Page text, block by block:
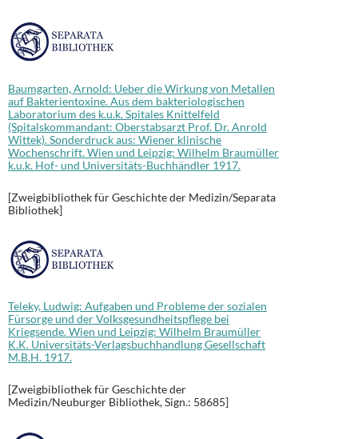
Baumgarten, Arnold: Ueber die Wirkung von Metallen
auf Bakterientoxine. Aus dem bakteriologischen
Laboratorium des k.u.k. Spitales Knittelfeld
(Spitalskommandant: Oberstabsarzt Prof. Dr. Anrold
Wittek). Sonderdruck aus: Wiener klinische
Wochenschrift. Wien und Leipzig: Wilhelm Braumüller
k.u.k. Hof- und Universitäts-Buchhändler 1917.
[Zweigbibliothek für Geschichte der Medizin/Separata
Bibliothek]
Teleky, Ludwig: Aufgaben und Probleme der sozialen
Fürsorge und der Volksgesundheitspflege bei
Kriegsende. Wien und Leipzig: Wilhelm Braumüller
K.K. Universitäts-Verlagsbuchhandlung Gesellschaft
M.B.H. 1917.
[Zweigbibliothek für Geschichte der
Medizin/Neuburger Bibliothek, Sign.: 58685]